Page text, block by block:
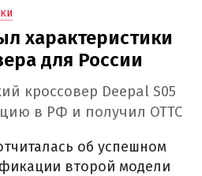
характеристики
для России
кроссовер Deepal S05
в РФ и получил ОТТС
об успешном
второй модели